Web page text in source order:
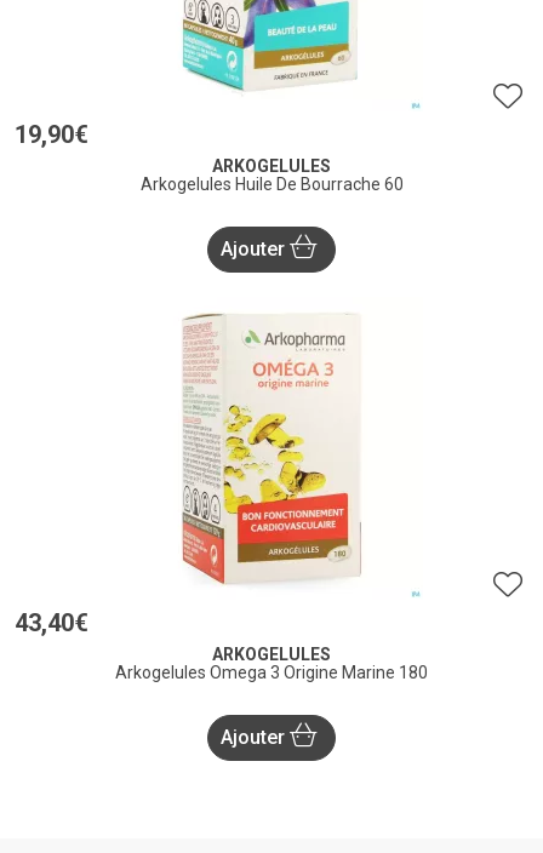
19,90€
ARKOGELULES
Arkogelules Huile De Bourrache 60
Ajouter
43,40€
ARKOGELULES
Arkogelules Omega 3 Origine Marine 180
Ajouter